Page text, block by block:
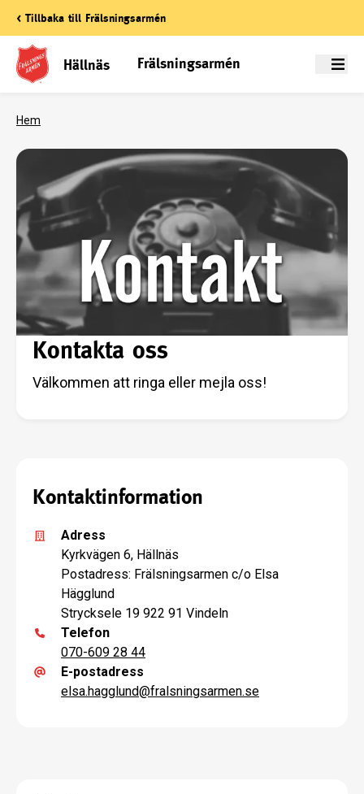
< Tillbaka till Frälsningsarmén
Hällnäs Frälsningsarmén Meny
Hem
Kontakta oss
Välkommen att ringa eller mejla oss!
Kontaktinformation
Adress
Kyrkvägen 6, Hällnäs
Postadress: Frälsningsarmen c/o Elsa
Hägglund
Strycksele 19 922 91 Vindeln
Telefon
070-609 28 44
E-postadress
elsa.hagglund@fralsningsarmen.se